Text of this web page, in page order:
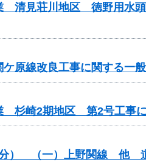
清見荘川地区 徳野用水
原線改良工事に関する一
杉崎2期地区 第2号工事
分） （一）上野関線 他